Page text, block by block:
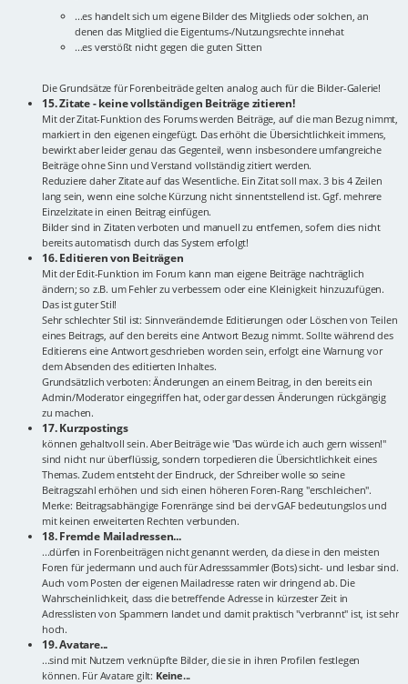
...es handelt sich um eigene Bilder des Mitglieds oder solchen, an
denen das Mitglied die Eigentums-/Nutzungsrechte innehat
...es verstößt nicht gegen die guten Sitten
Die Grundsätze für Forenbeiträde gelten analog auch für die Bilder-Galerie!
15. Zitate - keine vollständigen Beiträge zitieren!
Mit der Zitat-Funktion des Forums werden Beiträge, auf die man Bezug nimmt,
markiert in den eigenen eingefügt. Das erhöht die Übersichtlichkeit immens,
bewirkt aber leider genau das Gegenteil, wenn insbesondere umfangreiche
Beiträge ohne Sinn und Verstand vollständig zitiert werden.
Reduziere daher Zitate auf das Wesentliche. Ein Zitat soll max. 3 bis 4 Zeilen
lang sein, wenn eine solche Kürzung nicht sinnentstellend ist. Ggf. mehrere
Einzelzitate in einen Beitrag einfügen.
Bilder sind in Zitaten verboten und manuell zu entfernen, sofern dies nicht
bereits automatisch durch das System erfolgt!
16. Editieren von Beiträgen
Mit der Edit-Funktion im Forum kann man eigene Beiträge nachträglich
ändern; so z.B. um Fehler zu verbessern oder eine Kleinigkeit hinzuzufügen.
Das ist guter Stil!
Sehr schlechter Stil ist: Sinnverändernde Editierungen oder Löschen von Teilen
eines Beitrags, auf den bereits eine Antwort Bezug nimmt. Sollte während des
Editierens eine Antwort geschrieben worden sein, erfolgt eine Warnung vor
dem Absenden des editierten Inhaltes.
Grundsätzlich verboten: Änderungen an einem Beitrag, in den bereits ein
Admin/Moderator eingegriffen hat, oder gar dessen Änderungen rückgängig
zu machen.
17. Kurzpostings
können gehaltvoll sein. Aber Beiträge wie "Das würde ich auch gern wissen!"
sind nicht nur überflüssig, sondern torpedieren die Übersichtlichkeit eines
Themas. Zudem entsteht der Eindruck, der Schreiber wolle so seine
Beitragszahl erhöhen und sich einen höheren Foren-Rang "erschleichen".
Merke: Beitragsabhängige Forenränge sind bei der vGAF bedeutungslos und
mit keinen erweiterten Rechten verbunden.
18. Fremde Mailadressen...
...dürfen in Forenbeiträgen nicht genannt werden, da diese in den meisten
Foren für jedermann und auch für Adresssammler (Bots) sicht- und lesbar sind.
Auch vom Posten der eigenen Mailadresse raten wir dringend ab. Die
Wahrscheinlichkeit, dass die betreffende Adresse in kürzester Zeit in
Adresslisten von Spammern landet und damit praktisch "verbrannt" ist, ist sehr
hoch.
19. Avatare...
...sind mit Nutzern verknüpfte Bilder, die sie in ihren Profilen festlegen
können. Für Avatare gilt: Keine...